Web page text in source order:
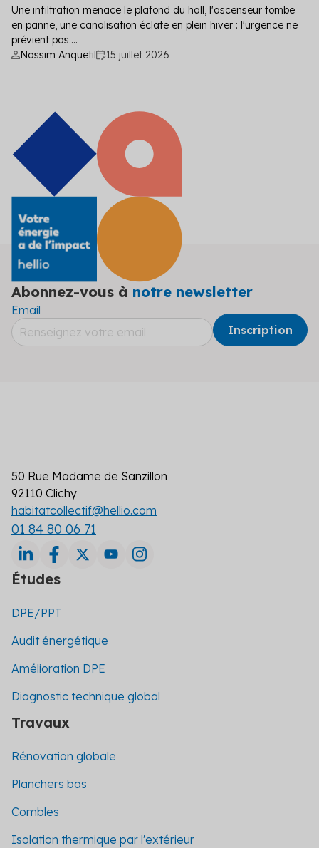
Une infiltration menace le plafond du hall, l'ascenseur tombe
en panne, une canalisation éclate en plein hiver : l'urgence ne
prévient pas....
Nassim Anquetil
15 juillet 2026
Abonnez-vous à notre newsletter
Email
50 Rue Madame de Sanzillon
92110 Clichy
habitatcollectif@hellio.com
01 84 80 06 71
Études
DPE/PPT
Audit énergétique
Amélioration DPE
Diagnostic technique global
Travaux
Rénovation globale
Planchers bas
Combles
Isolation thermique par l'extérieur